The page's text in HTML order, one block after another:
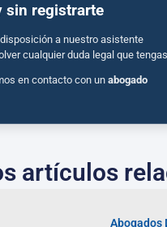
sin registrarte
a nuestro asistente
cualquier duda legal que
en contacto con unabogado
artículos